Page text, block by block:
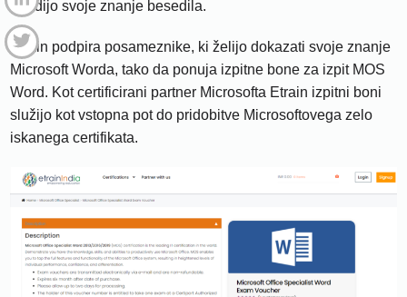
potrdijo svoje znanje besedila.
Etrain podpira posameznike, ki želijo dokazati svoje znanje
Microsoft Worda, tako da ponuja izpitne bone za izpit MOS
Word. Kot certificirani partner Microsofta Etrain izpitni boni
služijo kot vstopna pot do pridobitve Microsoftovega zelo
iskanega certifikata.